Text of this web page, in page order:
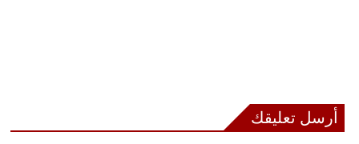
أرسل تعليقك